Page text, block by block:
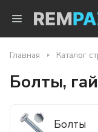
Главная Каталог
Болты,
Болты